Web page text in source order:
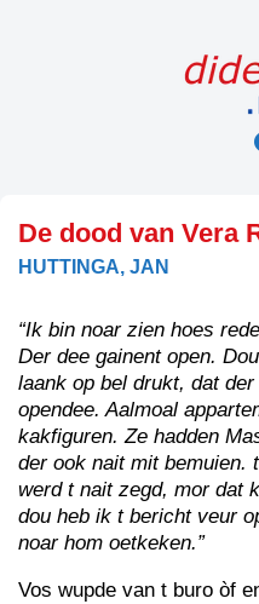
De dood van Vera
HUTTINGA, JAN
“Ik bin noar zien hoes
Der dee gainent open.
laank op bel drukt, dat
opendee. Aalmoal
kakfiguren. Ze hadden
der ook nait mit bemuien.
werd t nait zegd, mor dat
dou heb ik t bericht veur
noar hom oetkeken.”
Vos wupde van t buro òf